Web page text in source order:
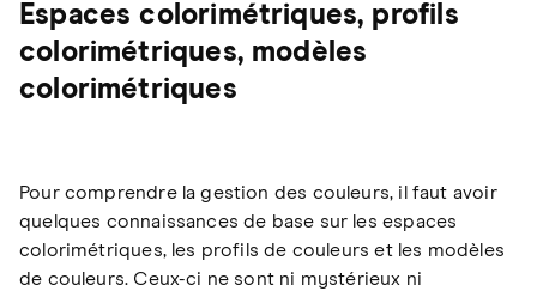
Espaces colorimétriques, profils
colorimétriques, modèles
colorimétriques
Pour comprendre la gestion des couleurs, il faut avoir
quelques connaissances de base sur les espaces
colorimétriques, les profils de couleurs et les modèles
de couleurs. Ceux-ci ne sont ni mystérieux ni